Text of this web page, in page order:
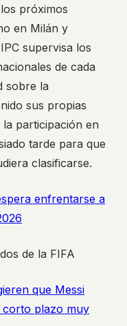
próximos
en Milán y
supervisa los
de cada
sobre la
sus propias
participación en
tarde para que
clasificarse.
enfrentarse a
de la FIFA
que Messi
corto plazo muy